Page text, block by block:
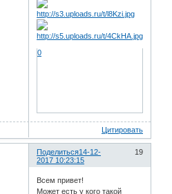
0
Цитировать
Поделиться 19
14-12-
2017 10:23:15
Всем привет!
Может есть у кого такой